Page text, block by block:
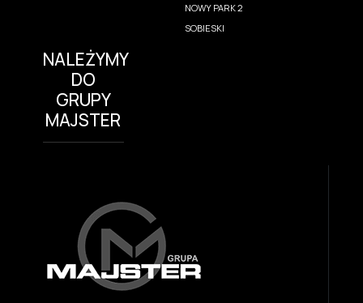
NOWY PARK 2
SOBIESKI
NALEŻYMY
DO
GRUPY
MAJSTER